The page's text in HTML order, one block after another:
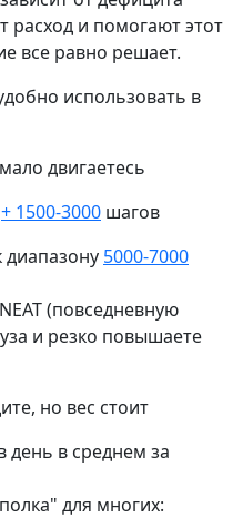
расход и помогают этот
все равно решает.
использовать в
двигаетесь
+ 1500-3000 шагов
5000-7000
(повседневную
и резко повышаете
но вес стоит
день в среднем за
для многих: